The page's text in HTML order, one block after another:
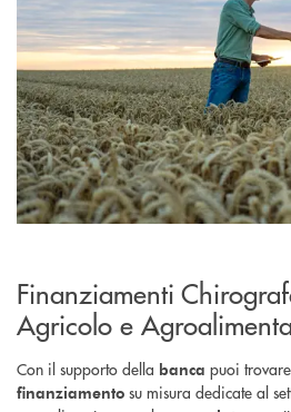
Finanziamenti
Agricolo e
Con il supporto della banca puoi trovare
finanziamento su misura dedicate al